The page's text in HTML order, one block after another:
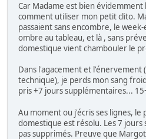
Car Madame est bien évidemment
comment utiliser mon petit clito.
passaient sans encombre, le
ombre au tableau, et là , sans
domestique vient chambouler le
Dans l'agacement et l'énervement
technique), je perds mon sang
pris +7 jours supplémentaires...
Au moment ou j'écris ses lignes,
domestique est résolu. Les 7
pas supprimés. Preuve que